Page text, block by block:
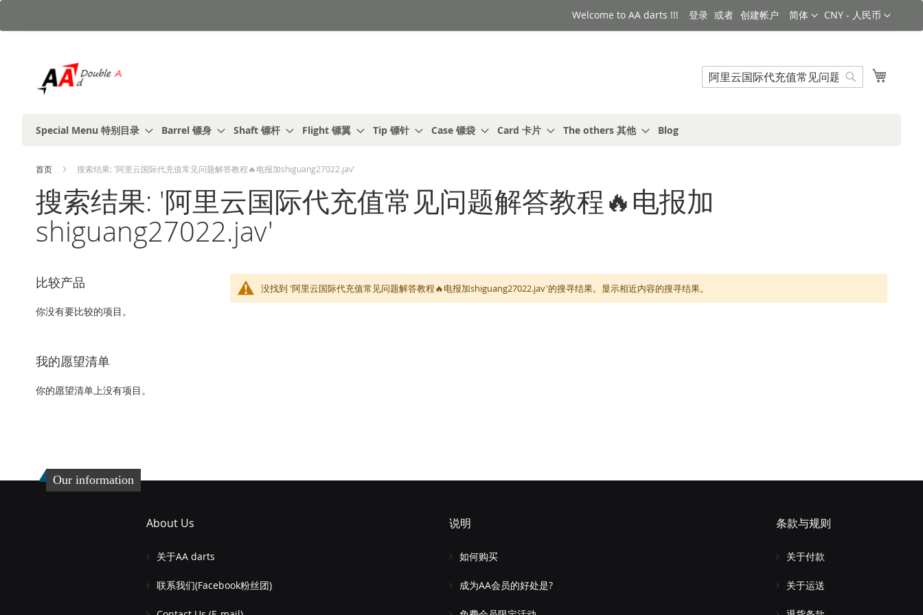
到
货币
CNY - 人民币
语言
简体
Welcome to AA darts !!! 登录 创建帐户
搜索
Special Menu 特别目录
Barrel 镖身 Shaft 镖杆 Flight 镖翼 Tip 镖针 Case 镖袋 Card 卡片 The others 其他 Blog
首页 搜索结果: '阿里云国际代充值常见问题解答教程🔥电报加shiguang27022.jav'
搜索结果: '阿里云国际代充值常见问题解答教程🔥电报加
shiguang27022.jav'
没找到 '阿里云国际代充值常见问题解答教程🔥电报加shiguang27022.jav'的搜寻结果。显示相近内容的搜寻结果。
比较产品
你没有要比较的项目。
我的愿望清单
你的愿望清单上没有项目。
Our information
About Us
关于AA darts
联系我们(Facebook粉丝团)
说明
如何购买
成为AA会员的好处是?
条款与规则
关于付款
关于运送